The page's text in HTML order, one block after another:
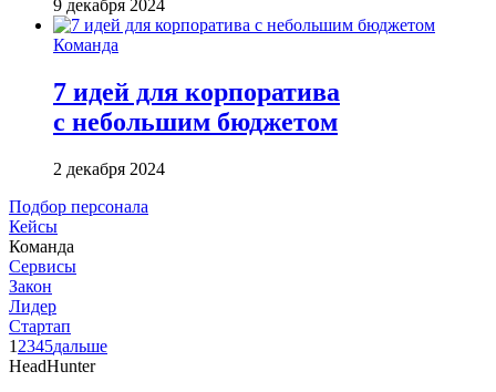
9 декабря 2024
Команда
7 идей для корпоратива
с небольшим бюджетом
2 декабря 2024
Подбор персонала
Кейсы
Команда
Сервисы
Закон
Лидер
Стартап
1 2345дальше
HeadHunter